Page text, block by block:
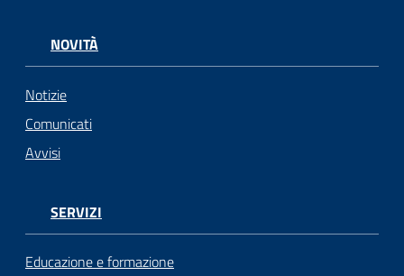
NOVITÀ
Notizie
Comunicati
Avvisi
SERVIZI
Educazione e formazione